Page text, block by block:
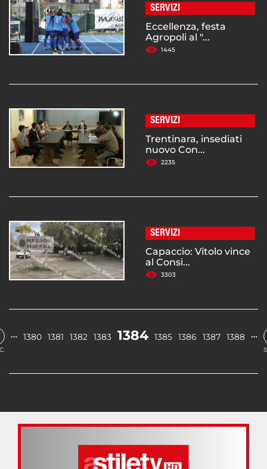
SERVIZI
Eccellenza, festa
Agropoli al "...
1445
SERVIZI
Trentinara, insediati
nuovo Con...
2235
SERVIZI
Capaccio: Vitolo vince
al Consi...
3303
… 1380 1381 1382 1383 1384 1385 1386 1387 1388 …